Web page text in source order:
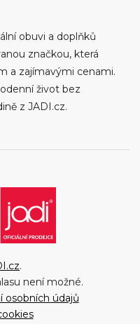
obuvi a doplňků
značkou, která
a zajímavými cenami.
život bez
z JADI.cz.
.
není možné.
osobních údajů